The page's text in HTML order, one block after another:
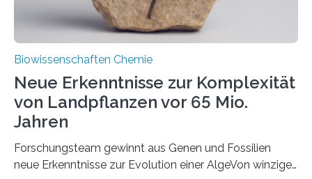
Biowissenschaften Chemie
Neue Erkenntnisse zur Komplexität
von Landpflanzen vor 65 Mio.
Jahren
Forschungsteam gewinnt aus Genen und Fossilien
neue Erkenntnisse zur Evolution einer AlgeVon winzigen